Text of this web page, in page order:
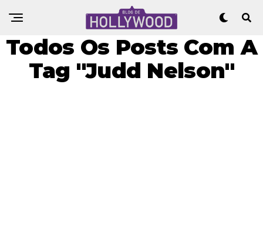
Todos Os Posts Com A
Tag "Judd Nelson"